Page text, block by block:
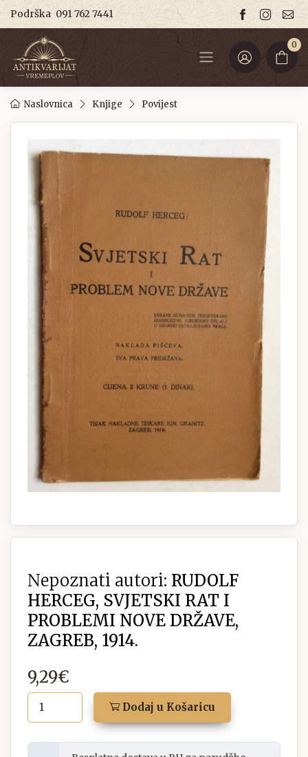
Podrška 091 762 7441
0
Naslovnica Knjige Povijest
Nepoznati autori: RUDOLF
HERCEG, SVJETSKI RAT I
PROBLEMI NOVE DRŽAVE,
ZAGREB, 1914.
9,29€
Dodaj u Košaricu